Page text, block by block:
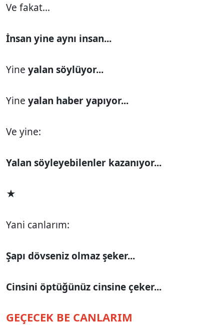
Ve fakat...
İnsan yine aynı insan...
Yine yalan söylüyor...
Yine yalan haber yapıyor...
Ve yine:
Yalan söyleyebilenler kazanıyor...
★
Yani canlarım:
Şapı dövseniz olmaz şeker...
Cinsini öptüğünüz cinsine çeker...
GEÇECEK BE CANLARIM